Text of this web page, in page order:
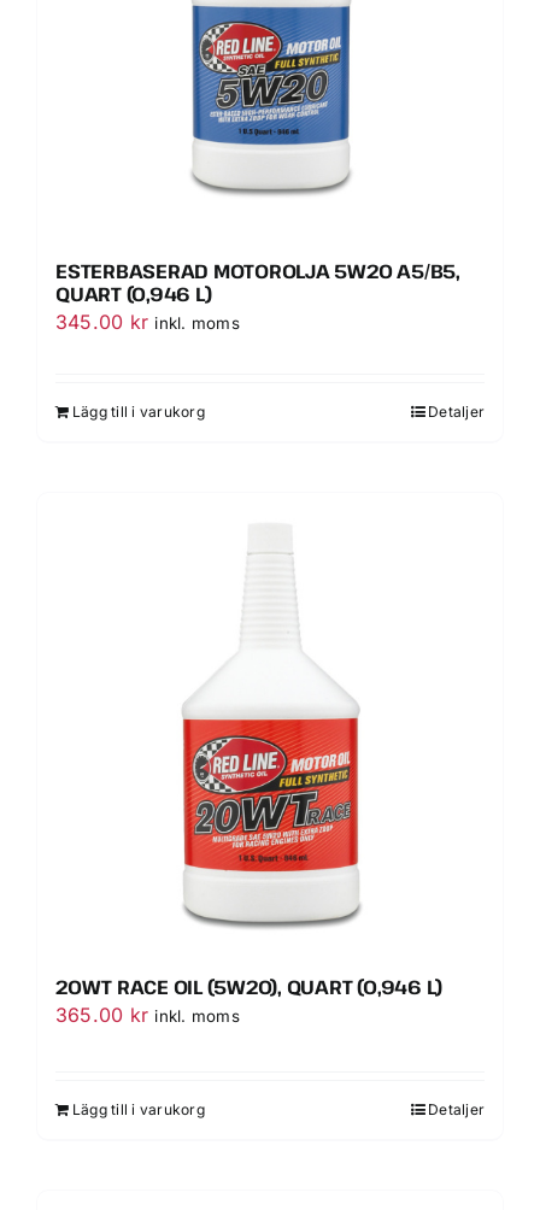
ESTERBASERAD MOTOROLJA 5W20 A5/B5,
QUART (0,946 L)
345.00 kr inkl. moms
Lägg till i varukorg Detaljer
20WT RACE OIL (5W20), QUART (0,946 L)
365.00 kr inkl. moms
Lägg till i varukorg Detaljer